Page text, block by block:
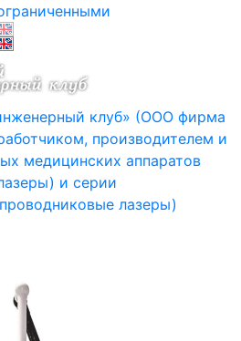
клуб» (ООО фирма
производителем и
медицинских аппаратов
и серии
лазеры)